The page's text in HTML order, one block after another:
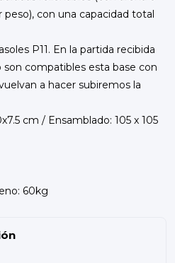
peso), con una capacidad total
P11. En la partida recibida
compatibles esta base con
a hacer subiremos la
cm / Ensamblado: 105 x 105
60kg